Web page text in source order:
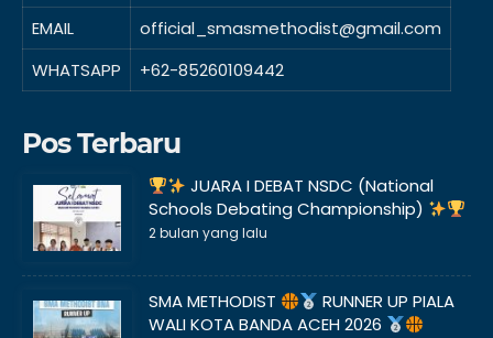
EMAIL
official_smasmethodist@gmail.com
WHATSAPP
+62-85260109442
Pos Terbaru
JUARA I DEBAT NSDC (National
Schools Debating Championship)
2 bulan yang lalu
SMA METHODIST
RUNNER UP PIALA
WALI KOTA BANDA ACEH 2026